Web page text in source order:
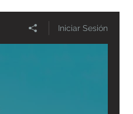
Iniciar Sesión